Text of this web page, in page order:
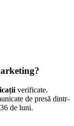
verificate.
de presă dintr-
de luni.